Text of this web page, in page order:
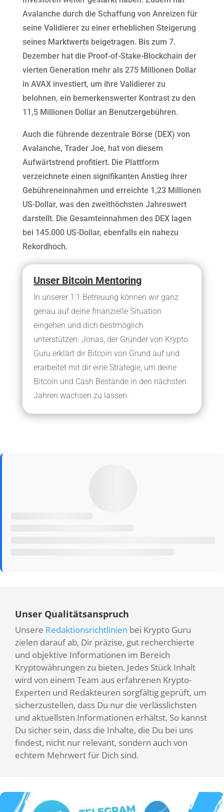
Avalanche durch die Schaffung von Anreizen für
seine Validierer zu einer erheblichen Steigerung
seines Marktwerts beigetragen. Bis zum 7.
Dezember hat die Proof-of-Stake-Blockchain der
vierten Generation mehr als 275 Millionen Dollar
in AVAX investiert, um ihre Validierer zu
belohnen, ein bemerkenswerter Kontrast zu den
11,5 Millionen Dollar an Benutzergebühren.
Auch die führende dezentrale Börse (DEX) von
Avalanche, Trader Joe, hat von diesem
Aufwärtstrend profitiert. Die Plattform
verzeichnete einen signifikanten Anstieg ihrer
Gebühreneinnahmen und erreichte 1,23 Millionen
US-Dollar, was den zweithöchsten Jahreswert
darstellt. Die Gesamteinnahmen des DEX lagen
bei 145.000 US-Dollar, ebenfalls ein nahezu
Rekordhoch.
Unser Bitcoin Mentoring
In unserer 1:1 Betreuung können wir ganz
genau auf deine finanzielle Situation
eingehen und dich bestmöglich
unterstützen. Jonas, der Gründer von Krypto
Guru erklärt dir Bitcoin von Grund auf und
erarbeitet mit dir eine Strategie, um deine
Bitcoin und Cash Bestände in den nächsten
Jahren wachsen zu lassen.
Unser Qualitätsanspruch
Unsere Redaktionsrichtlinien bei Krypto Guru
zielen darauf ab, Dir präzise, gut recherchierte
und objektive Informationen im Bereich
Kryptowährungen zu bieten. Jedes Stück Inhalt
wird von einem Team aus erfahrenen Krypto-
Experten und Redakteuren sorgfältig geprüft, um
sicherzustellen, dass Du nur die verlässlichsten
und aktuellsten Informationen erhältst. So kannst
Du sicher sein, dass die Inhalte, die Du bei uns
findest, nicht nur relevant, sondern auch von
echtem Mehrwert für Dich sind.